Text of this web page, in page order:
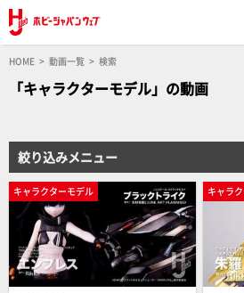
HOME 動画一覧 検索
「キャラクターモデル」の動画
絞り込みメニュー
キャラクターモデル キャラ